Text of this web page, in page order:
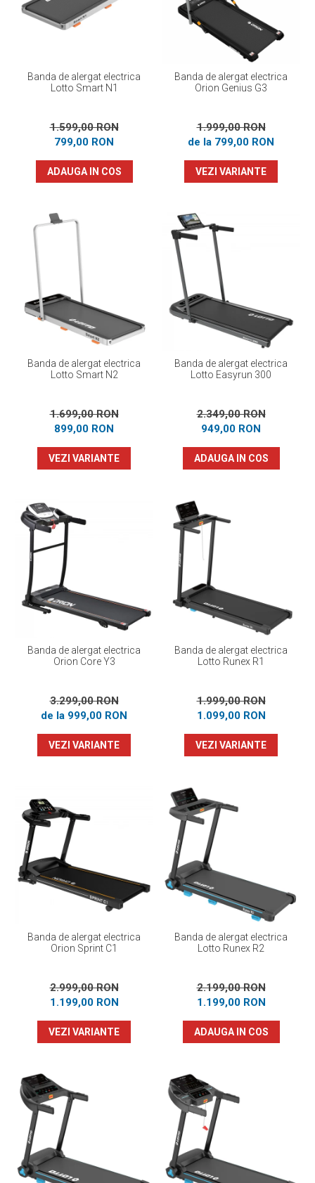
Banda de alergat electrica
Lotto Smart N1
1.599,00 RON
799,00 RON
ADAUGA IN COS
Banda de alergat electrica
Orion Genius G3
1.999,00 RON
de la 799,00 RON
VEZI VARIANTE
Banda de alergat electrica
Lotto Smart N2
1.699,00 RON
899,00 RON
VEZI VARIANTE
Banda de alergat electrica
Lotto Easyrun 300
2.349,00 RON
949,00 RON
ADAUGA IN COS
Banda de alergat electrica
Orion Core Y3
3.299,00 RON
de la 999,00 RON
VEZI VARIANTE
Banda de alergat electrica
Lotto Runex R1
1.999,00 RON
1.099,00 RON
VEZI VARIANTE
Banda de alergat electrica
Orion Sprint C1
2.999,00 RON
1.199,00 RON
VEZI VARIANTE
Banda de alergat electrica
Lotto Runex R2
2.199,00 RON
1.199,00 RON
ADAUGA IN COS